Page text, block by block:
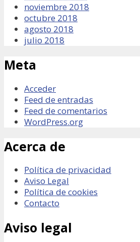
noviembre 2018
octubre 2018
agosto 2018
julio 2018
Meta
Acceder
Feed de entradas
Feed de comentarios
WordPress.org
Acerca de
Política de privacidad
Aviso Legal
Política de cookies
Contacto
Aviso legal